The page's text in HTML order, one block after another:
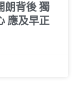
朗背後 獨
應及早正